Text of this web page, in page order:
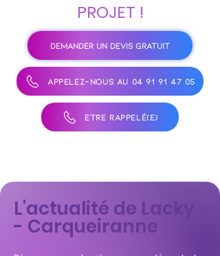
PROJET !
DEMANDER UN DEVIS GRATUIT
APPELEZ-NOUS AU 04 91 91 47 05
ÊTRE RAPPELÉ(E)
L'actualité de Lacky
- Carqueiranne